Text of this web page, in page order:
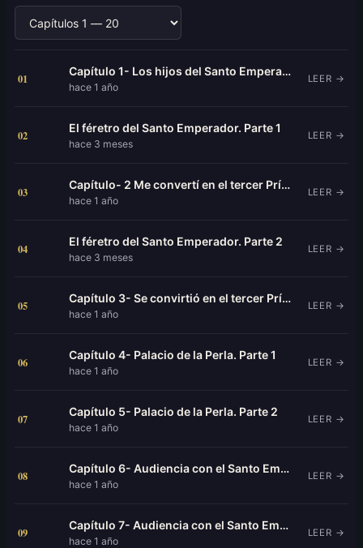
01
Capítulo 1- Los hijos del Santo Emperador.
hace 1 año
LEER →
02
El féretro del Santo Emperador. Parte 1
hace 3 meses
LEER →
03
Capítulo- 2 Me convertí en el tercer Príncipe del Santo Emperador. Parte 1
hace 1 año
LEER →
04
El féretro del Santo Emperador. Parte 2
hace 3 meses
LEER →
05
Capítulo 3- Se convirtió en el tercer Príncipe del Santo Emperador. Parte 2
hace 1 año
LEER →
06
Capítulo 4- Palacio de la Perla. Parte 1
hace 1 año
LEER →
07
Capítulo 5- Palacio de la Perla. Parte 2
hace 1 año
LEER →
08
Capítulo 6- Audiencia con el Santo Emperador. Parte 1
hace 1 año
LEER →
09
Capítulo 7- Audiencia con el Santo Emperador. Parte 2
hace 1 año
LEER →